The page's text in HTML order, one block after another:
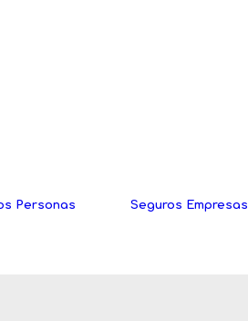
Personas Seguros Empresas